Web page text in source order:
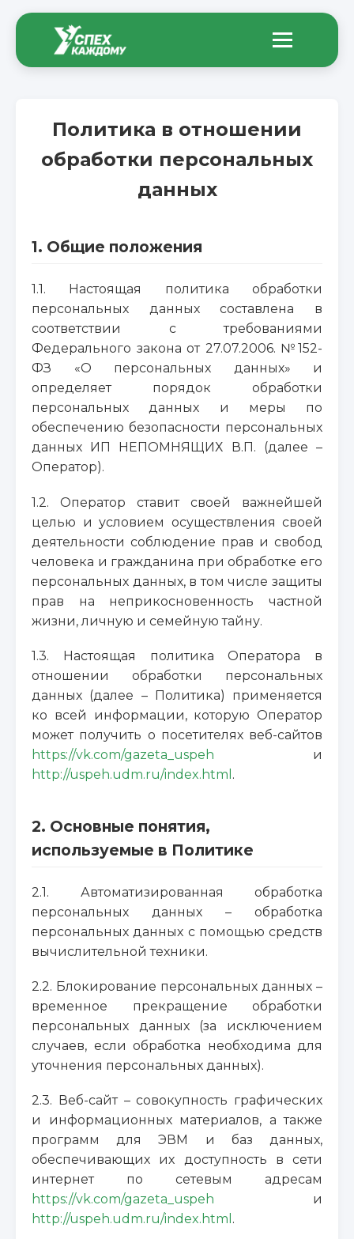
Политика в отношении
обработки персональных
данных
1. Общие положения
1.1. Настоящая политика обработки
персональных данных составлена в
соответствии с требованиями
Федерального закона от 27.07.2006. №152-
ФЗ «О персональных данных» и
определяет порядок обработки
персональных данных и меры по
обеспечению безопасности персональных
данных ИП НЕПОМНЯЩИХ В.П. (далее –
Оператор).
1.2. Оператор ставит своей важнейшей
целью и условием осуществления своей
деятельности соблюдение прав и свобод
человека и гражданина при обработке его
персональных данных, в том числе защиты
прав на неприкосновенность частной
жизни, личную и семейную тайну.
1.3. Настоящая политика Оператора в
отношении обработки персональных
данных (далее – Политика) применяется
ко всей информации, которую Оператор
может получить о посетителях веб-сайтов
https://vk.com/gazeta_uspeh и
http://uspeh.udm.ru/index.html .
2. Основные понятия,
используемые в Политике
2.1. Автоматизированная обработка
персональных данных – обработка
персональных данных с помощью средств
вычислительной техники.
2.2. Блокирование персональных данных –
временное прекращение обработки
персональных данных (за исключением
случаев, если обработка необходима для
уточнения персональных данных).
2.3. Веб-сайт – совокупность графических
и информационных материалов, а также
программ для ЭВМ и баз данных,
обеспечивающих их доступность в сети
интернет по сетевым адресам
https://vk.com/gazeta_uspeh и
http://uspeh.udm.ru/index.html .